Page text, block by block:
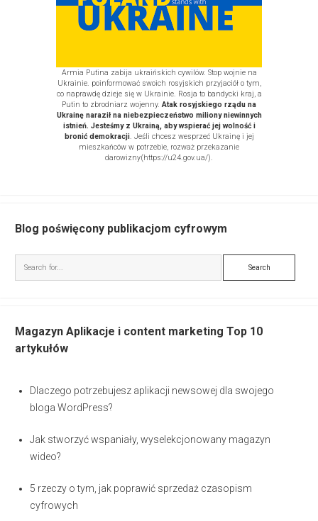
Armia Putina zabija ukraińskich cywilów. Stop wojnie na
Ukrainie. poinformować swoich rosyjskich przyjaciół o tym,
co naprawdę dzieje się w Ukrainie. Rosja to bandycki kraj, a
Putin to zbrodniarz wojenny.Atak rosyjskiego rządu na
Ukrainę naraził na niebezpieczeństwo miliony niewinnych
istnień. Jesteśmy z Ukrainą, aby wspierać jej wolność i
bronić demokracji. Jeśli chcesz wesprzeć Ukrainę i jej
mieszkańców w potrzebie, rozważ przekazanie
darowizny(https://u24.gov.ua/).
Blog poświęcony publikacjom cyfrowym
Search
Magazyn Aplikacje i content marketing Top 10
artykułów
Dlaczego potrzebujesz aplikacji newsowej dla swojego
bloga WordPress?
Jak stworzyć wspaniały, wyselekcjonowany magazyn
wideo?
5 rzeczy o tym, jak poprawić sprzedaż czasopism
cyfrowych